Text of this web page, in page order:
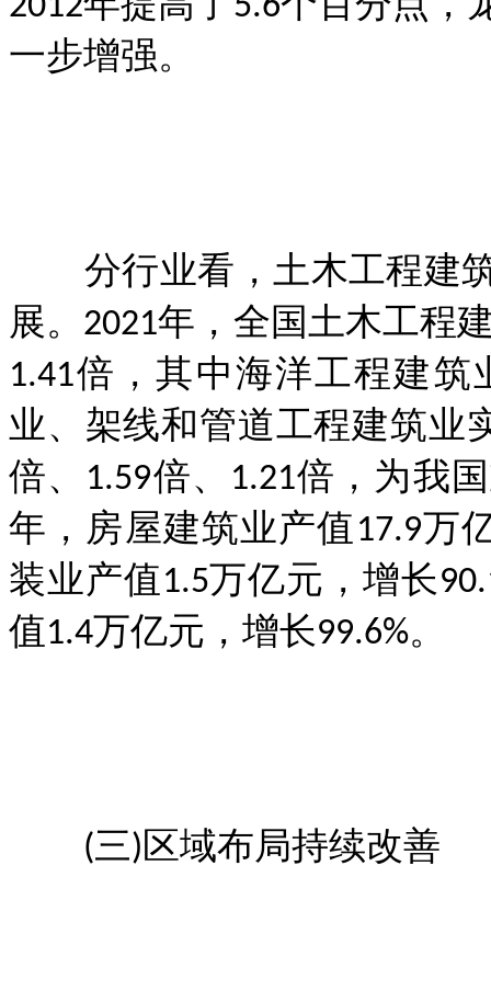
一步增强。
分行业看，土木工程建筑
展。2021年，全国土木工程
1.41倍，其中海洋工程建
业、架线和管道工程建筑业
倍、1.59倍、1.21倍，为我
年，房屋建筑业产值17.9万
装业产值1.5万亿元，增长
值1.4万亿元，增长99.6%。
(三)区域布局持续改善